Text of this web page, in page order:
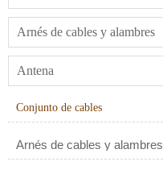
Arnés de cables y alambres
Antena
Conjunto de cables
Arnés de cables y alambres